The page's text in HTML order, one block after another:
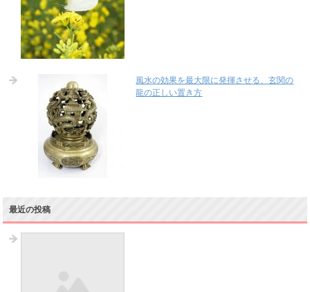
風水の効果を最大限に発揮させる、玄関の
龍の正しい置き方
最近の投稿